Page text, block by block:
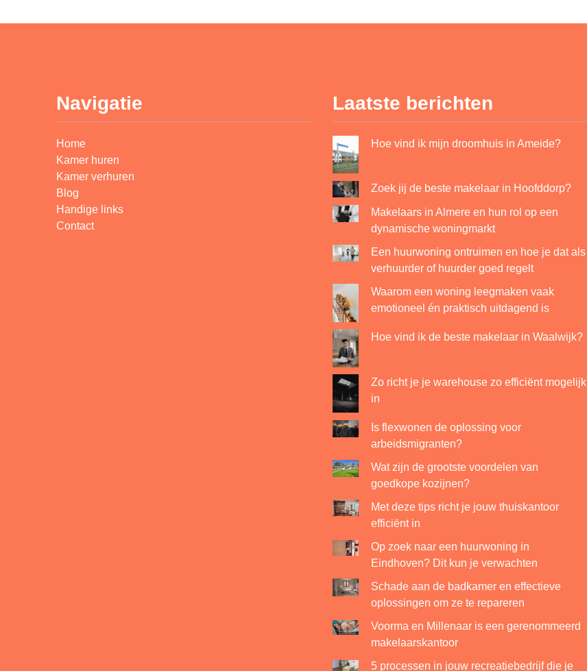
Navigatie
Home
Kamer huren
Kamer verhuren
Blog
Handige links
Contact
Laatste berichten
Hoe vind ik mijn droomhuis in Ameide?
Zoek jij de beste makelaar in Hoofddorp?
Makelaars in Almere en hun rol op een
dynamische woningmarkt
Een huurwoning ontruimen en hoe je dat als
verhuurder of huurder goed regelt
Waarom een woning leegmaken vaak
emotioneel én praktisch uitdagend is
Hoe vind ik de beste makelaar in Waalwijk?
Zo richt je je warehouse zo efficiënt mogelijk
in
Is flexwonen de oplossing voor
arbeidsmigranten?
Wat zijn de grootste voordelen van
goedkope kozijnen?
Met deze tips richt je jouw thuiskantoor
efficiënt in
Op zoek naar een huurwoning in
Eindhoven? Dit kun je verwachten
Schade aan de badkamer en effectieve
oplossingen om ze te repareren
Voorma en Millenaar is een gerenommeerd
makelaarskantoor
5 processen in jouw recreatiebedrijf die je